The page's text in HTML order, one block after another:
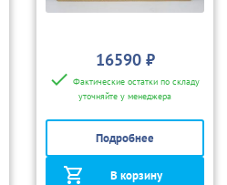
16590 ₽
Фактические остатки по складу
уточняйте у менеджера
Подробнее
В корзину